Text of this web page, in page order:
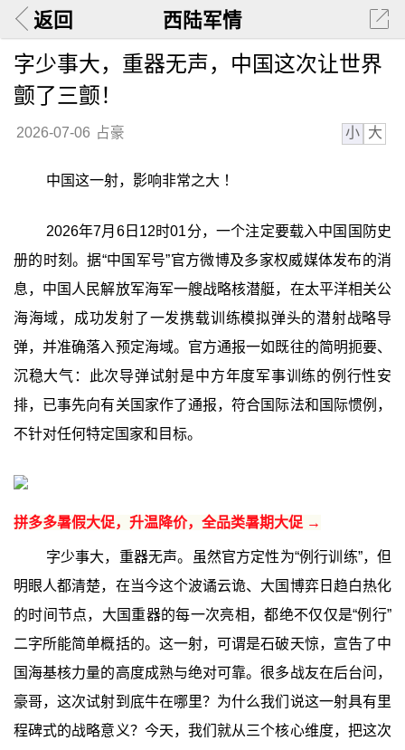
返回 西陆军情
字少事大，重器无声，中国这次让世界
颤了三颤！
2026-07-06 占豪 小 大
中国这一射，影响非常之大 ！
2026年7月6日12时01分，一个注定要载入中国国防史
册的时刻。据“中国军号”官方微博及多家权威媒体发布的消
息，中国人民解放军海军一艘战略核潜艇，在太平洋相关公
海海域，成功发射了一发携载训练模拟弹头的潜射战略导
弹，并准确落入预定海域。官方通报一如既往的简明扼要、
沉稳大气：此次导弹试射是中方年度军事训练的例行性安
排，已事先向有关国家作了通报，符合国际法和国际惯例，
不针对任何特定国家和目标。
拼多多暑假大促，升温降价，全品类暑期大促 →
字少事大，重器无声。虽然官方定性为“例行训练”，但
明眼人都清楚，在当今这个波谲云诡、大国博弈日趋白热化
的时间节点，大国重器的每一次亮相，都绝不仅仅是“例行”
二字所能简单概括的。这一射，可谓是石破天惊，宣告了中
国海基核力量的高度成熟与绝对可靠。很多战友在后台问，
豪哥，这次试射到底牛在哪里？为什么我们说这一射具有里
程碑式的战略意义？今天，我们就从三个核心维度，把这次